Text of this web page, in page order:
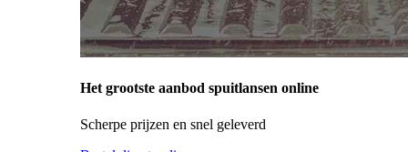
Het grootste aanbod spuitlansen online
Scherpe prijzen en snel geleverd